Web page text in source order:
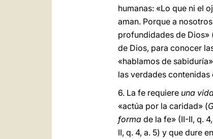
humanas: «Lo que ni el
aman. Porque a
profundidades de Dios»
de Dios, para conocer
«hablamos de
las verdades
6. La fe requiere una
«actúa por la caridad» (
forma de la fe» (II-II, q.
II, q. 4, a. 5) y que dure